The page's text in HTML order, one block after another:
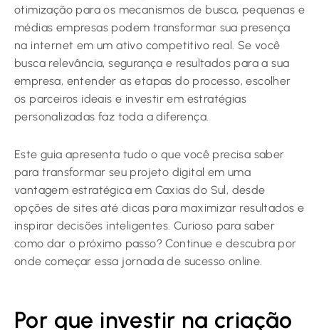
otimização para os mecanismos de busca, pequenas e
médias empresas podem transformar sua presença
na internet em um ativo competitivo real. Se você
busca relevância, segurança e resultados para a sua
empresa, entender as etapas do processo, escolher
os parceiros ideais e investir em estratégias
personalizadas faz toda a diferença.
Este guia apresenta tudo o que você precisa saber
para transformar seu projeto digital em uma
vantagem estratégica em Caxias do Sul, desde
opções de sites até dicas para maximizar resultados e
inspirar decisões inteligentes. Curioso para saber
como dar o próximo passo? Continue e descubra por
onde começar essa jornada de sucesso online.
Por que investir na criação